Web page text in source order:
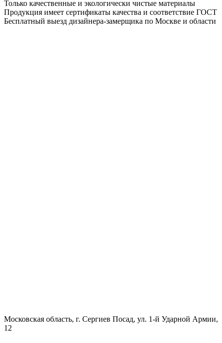
Только качественные и экологически чистые материалы
Продукция имеет сертификаты качества и соответствие ГОСТ
Бесплатный выезд дизайнера-замерщика по Москве и области
Московская область, г. Сергиев Посад, ул. 1-й Ударной Армии,
12